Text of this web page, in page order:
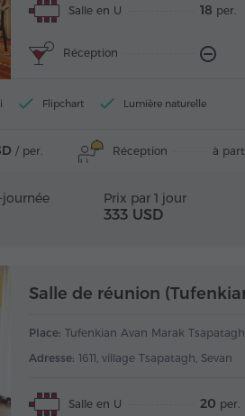
Salle en U 18 per.
Réception
Flipchart Lumière naturelle
/ per. Réception à
Prix par 1 jour
333 USD
Place: Tufenkian Avan Marak
Adresse: 1611, village Tsapatagh, Sevan
Salle en U 20 per.